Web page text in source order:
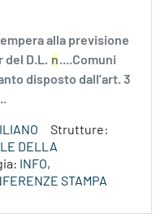
alla previsione
del D.L. n....Comuni
disposto dall’art. 3
Strutture:
DELLA
INFO,
STAMPA